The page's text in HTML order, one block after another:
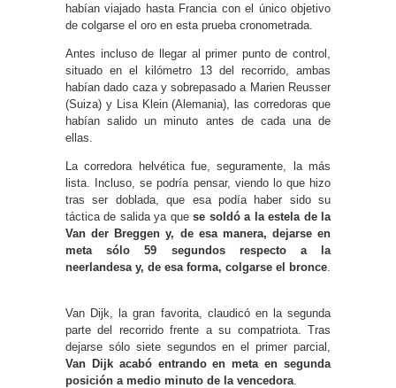
habían viajado hasta Francia con el único objetivo
de colgarse el oro en esta prueba cronometrada.
Antes incluso de llegar al primer punto de control,
situado en el kilómetro 13 del recorrido, ambas
habían dado caza y sobrepasado a Marien Reusser
(Suiza) y Lisa Klein (Alemania), las corredoras que
habían salido un minuto antes de cada una de
ellas.
La corredora helvética fue, seguramente, la más
lista. Incluso, se podría pensar, viendo lo que hizo
tras ser doblada, que esa podía haber sido su
táctica de salida ya quese soldó a la estela de la
Van der Breggen y, de esa manera, dejarse en
meta sólo 59 segundos respecto a la
neerlandesa y, de esa forma, colgarse el bronce.
Van Dijk, la gran favorita, claudicó en la segunda
parte del recorrido frente a su compatriota. Tras
dejarse sólo siete segundos en el primer parcial,
Van Dijk acabó entrando en meta en segunda
posición a medio minuto de la vencedora.